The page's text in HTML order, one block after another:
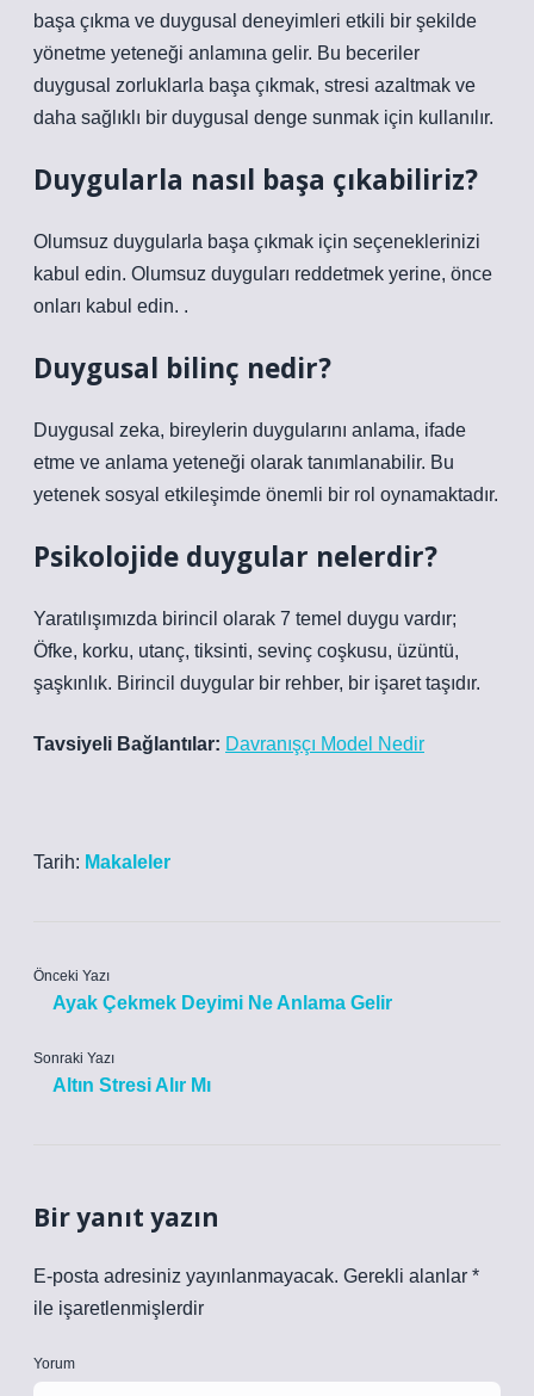
başa çıkma ve duygusal deneyimleri etkili bir şekilde
yönetme yeteneği anlamına gelir. Bu beceriler
duygusal zorluklarla başa çıkmak, stresi azaltmak ve
daha sağlıklı bir duygusal denge sunmak için kullanılır.
Duygularla nasıl başa çıkabiliriz?
Olumsuz duygularla başa çıkmak için seçeneklerinizi
kabul edin. Olumsuz duyguları reddetmek yerine, önce
onları kabul edin. .
Duygusal bilinç nedir?
Duygusal zeka, bireylerin duygularını anlama, ifade
etme ve anlama yeteneği olarak tanımlanabilir. Bu
yetenek sosyal etkileşimde önemli bir rol oynamaktadır.
Psikolojide duygular nelerdir?
Yaratılışımızda birincil olarak 7 temel duygu vardır;
Öfke, korku, utanç, tiksinti, sevinç coşkusu, üzüntü,
şaşkınlık. Birincil duygular bir rehber, bir işaret taşıdır.
Tavsiyeli Bağlantılar: Davranışçı Model Nedir
Tarih: Makaleler
Önceki Yazı
Ayak Çekmek Deyimi Ne Anlama Gelir
Sonraki Yazı
Altın Stresi Alır Mı
Bir yanıt yazın
E-posta adresiniz yayınlanmayacak. Gerekli alanlar *
ile işaretlenmişlerdir
Yorum